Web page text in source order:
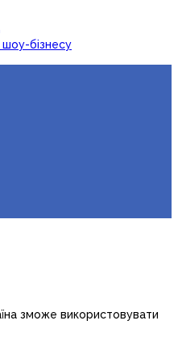
шоу-бізнесу
зможе використовувати